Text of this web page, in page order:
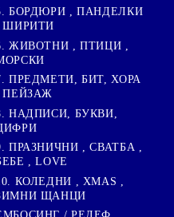
БОРДЮРИ , ПАНДЕЛКИ
ШИРИТИ
ЖИВОТНИ , ПТИЦИ ,
ПРЕДМЕТИ, БИТ, ХОРА
ПЕЙЗАЖ
НАДПИСИ, БУКВИ,
ПРАЗНИЧНИ , СВАТБА ,
, LOVE
КОЛЕДНИ , XMAS ,
ЩАНЦИ